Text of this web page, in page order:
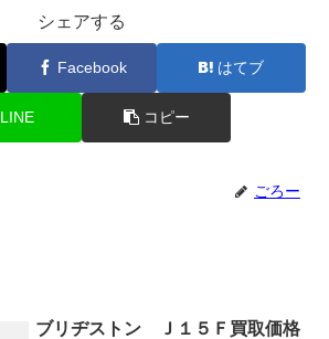
シェアする
Facebook はてブ
LINE コピー
ごろー
ブリヂストン Ｊ１５Ｆ買取価格